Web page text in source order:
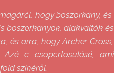
hogy boszorkány,
boszorkányok, alakváltók
és arra, hogy Archer
Azé a csoportosulásé,
színéről.